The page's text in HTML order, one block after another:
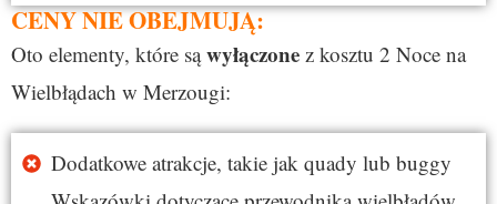
CENY NIE OBEJMUJĄ:
Oto elementy, które sąwyłączone z kosztu 2 Noce na
Wielbłądach w Merzougi:
Dodatkowe atrakcje, takie jak quady lub buggy